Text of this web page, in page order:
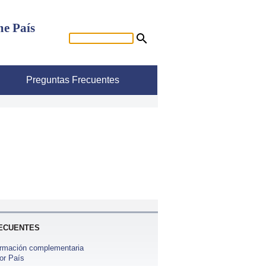
País
Preguntas Frecuentes
complementaria
País